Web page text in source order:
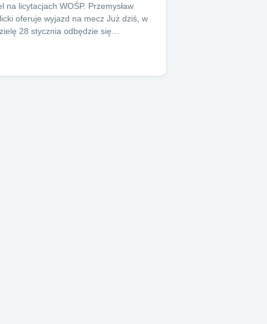
na licytacjach WOŚP. Przemysław
oferuje wyjazd na mecz Już dziś, w
28 stycznia odbędzie się…